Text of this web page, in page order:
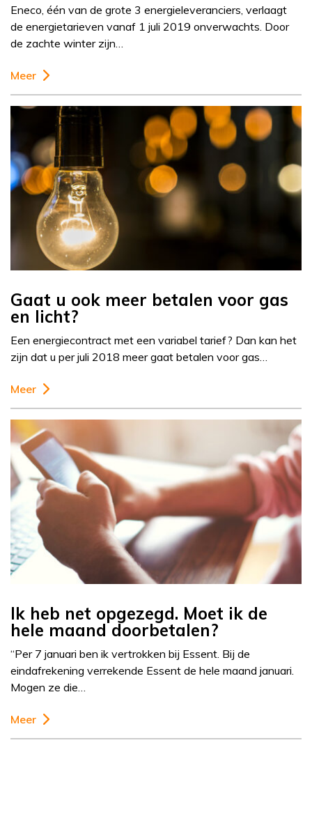
Eneco, één van de grote 3 energieleveranciers, verlaagt
de energietarieven vanaf 1 juli 2019 onverwachts. Door
de zachte winter zijn…
Meer
Gaat u ook meer betalen voor gas
en licht?
Een energiecontract met een variabel tarief? Dan kan het
zijn dat u per juli 2018 meer gaat betalen voor gas…
Meer
Ik heb net opgezegd. Moet ik de
hele maand doorbetalen?
“Per 7 januari ben ik vertrokken bij Essent. Bij de
eindafrekening verrekende Essent de hele maand januari.
Mogen ze die…
Meer